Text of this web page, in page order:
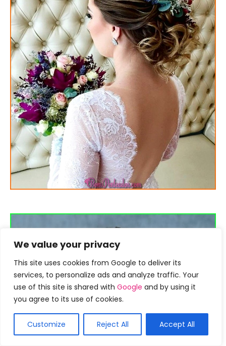
We value your privacy
This site uses cookies from Google to deliver its
services, to personalize ads and analyze traffic. Your
use of this site is shared with Google and by using it
you agree to its use of cookies.
Customize Reject All Accept All